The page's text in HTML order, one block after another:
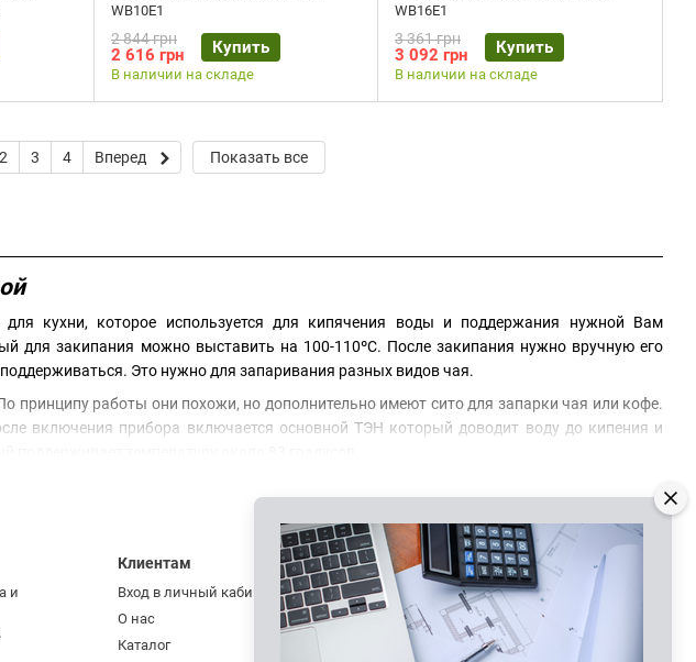
для кухни, которое используется для кипячения воды и поддержания нужной Вам
для закипания можно выставить на 100-110ºС. После закипания нужно вручную его
Это нужно для запаривания разных видов чая.
принципу работы они похожи, но дополнительно имеют сито для запарки чая или кофе.
включения прибора включается основной ТЭН который доводит воду до кипения и
Особенно актуально использование электрокипятильника в отелях, пансионатах и
для кафе или столовой с официальной гарантией. Мы предлагаем только те модели,
Вам нужна помощь по выбору, то Вы всегда можете позвонить нам за дополнительной
WB10E1
2 844 грн
2 616 грн Купить
В наличии на складе
WB16E1
3 361 грн
3 092 грн Купить
В наличии на складе
2 3 4 Вперед Показать все
и
Клиентам
Вход в личный кабинет
О нас
Каталог
Контактная информация
066 625-20-86
050 334-58-25
Перезвонить вам?